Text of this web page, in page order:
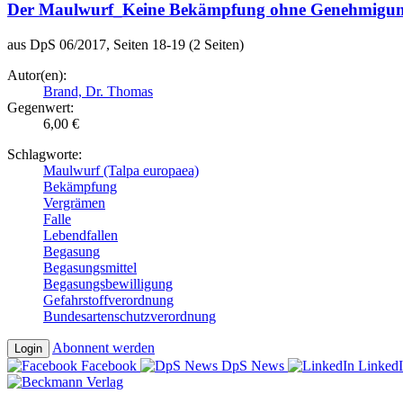
Der Maulwurf_Keine Bekämpfung ohne
aus DpS 06/2017, Seiten 18-19 (2 Seiten)
Autor(en):
Brand, Dr. Thomas
Gegenwert:
6,00 €
Schlagworte:
Maulwurf (Talpa europaea)
Bekämpfung
Vergrämen
Falle
Lebendfallen
Begasung
Begasungsmittel
Begasungsbewilligung
Gefahrstoffverordnung
Bundesartenschutzverordnung
Login
Abonnent werden
Facebook
DpS News